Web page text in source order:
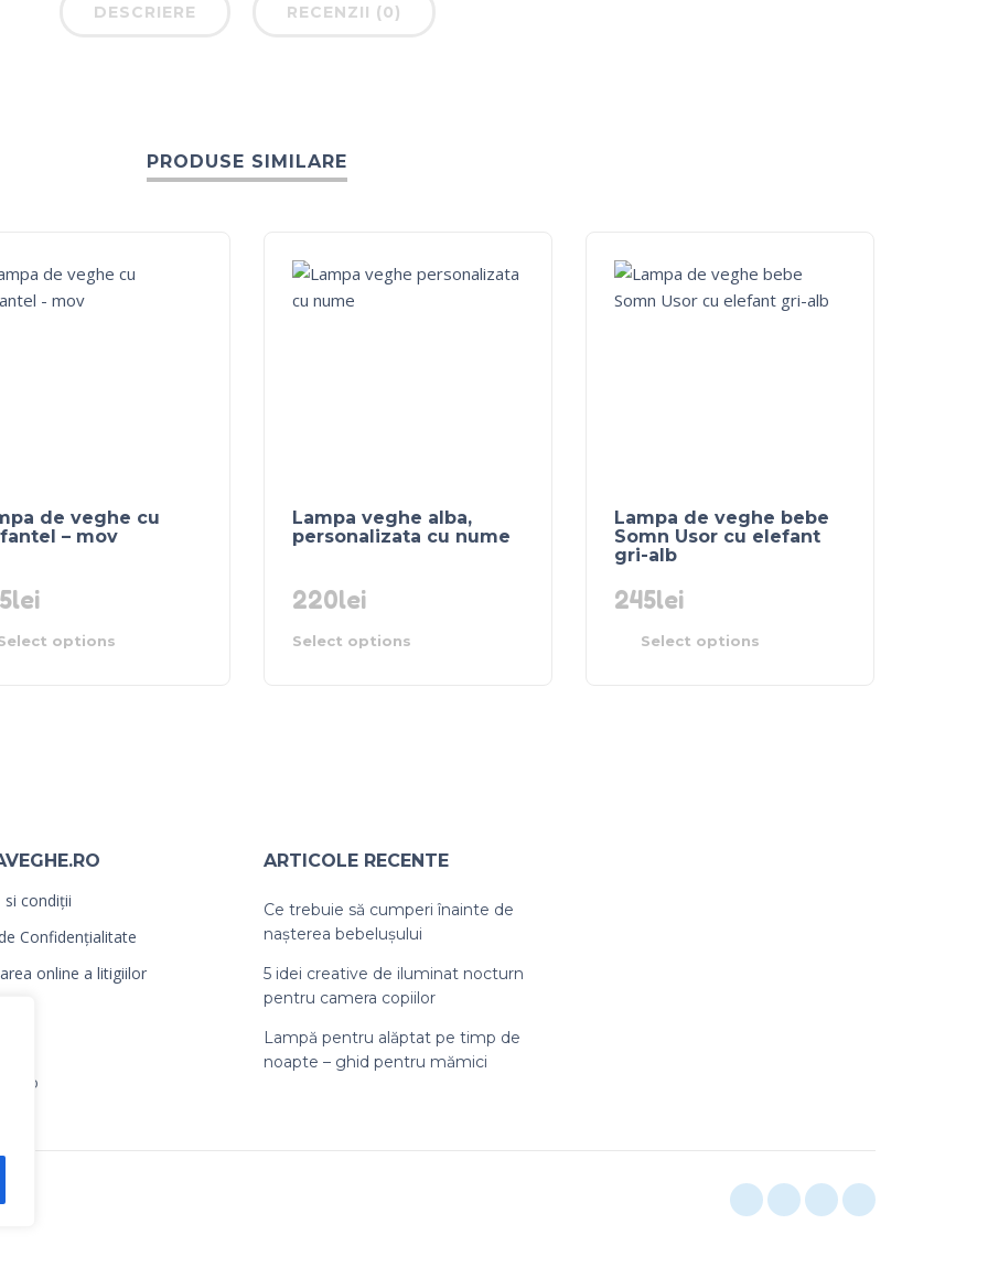
DESCRIERE RECENZII (0)
PRODUSE SIMILARE
de veghe cu
– mov
lei
options
Lampa veghe alba,
personalizata cu nume
220lei
Select options
Lampa de veghe bebe
Somn Usor cu elefant
gri-alb
245lei
Select options
condiții
Confidențialitate
online a litigiilor
ARTICOLE RECENTE
Ce trebuie să cumperi înainte de
nașterea bebelușului
5 idei creative de iluminat nocturn
pentru camera copiilor
Lampă pentru alăptat pe timp de
noapte – ghid pentru mămici